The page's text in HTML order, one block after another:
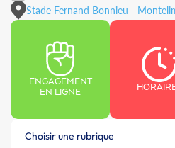
Stade Fernand Bonnieu -
ENGAGEMENT
EN LIGNE
Choisir une rubrique